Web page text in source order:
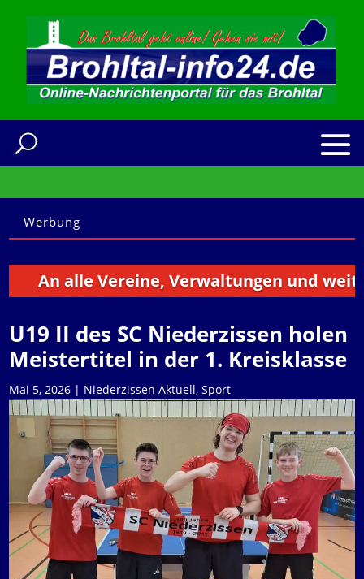
Werbung
alle Vereine, Verwaltungen und weitere
U19 II des SC Niederzissen holen
Meistertitel in der 1. Kreisklasse
Mai 5, 2026 | Niederzissen Aktuell, Sport